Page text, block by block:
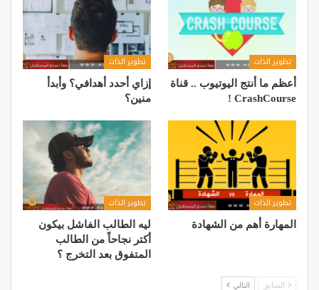
تطوير الذات
أعظم ما أنتج اليوتيوب .. قناة
CrashCourse !
تطوير الذات
إزاي أحدد أهدافي؟ وأبدأ
منين؟
تطوير الذات
المهارة أهم من الشهادة
تطوير الذات
ليه الطالب الفاشل بيكون
أكتر نجاحاً من الطالب
المتفوق بعد التخرج ؟
السابق التالي